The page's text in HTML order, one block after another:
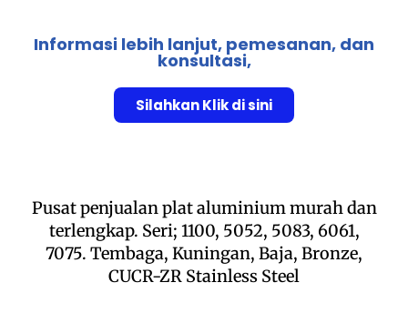
Informasi lebih lanjut, pemesanan, dan
konsultasi,
Silahkan Klik di sini
Pusat penjualan plat aluminium murah dan
terlengkap. Seri; 1100, 5052, 5083, 6061,
7075. Tembaga, Kuningan, Baja, Bronze,
CUCR-ZR Stainless Steel